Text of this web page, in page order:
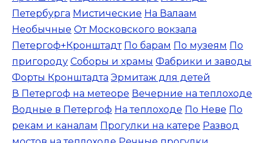
Петербурга Мистические На Валаам
Необычные От Московского вокзала
Петергоф+Кронштадт По барам По музеям По
пригороду Соборы и храмы Фабрики и заводы
Форты Кронштадта Эрмитаж для детей
В Петергоф на метеоре Вечерние на теплоходе
Водные в Петергоф На теплоходе По Неве По
рекам и каналам Прогулки на катере Развод